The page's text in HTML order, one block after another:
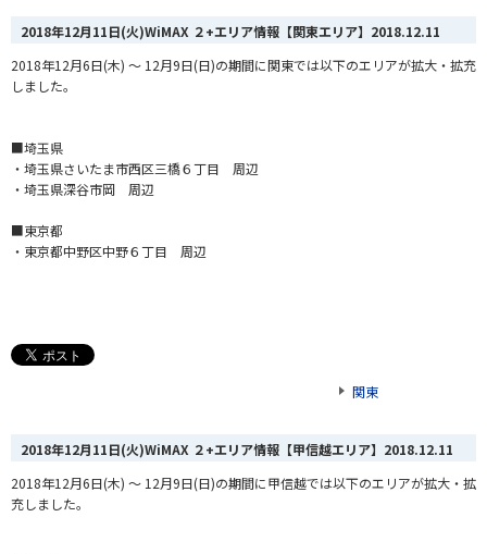
2018年12月11日(火)WiMAX ２+エリア情報【関東エリア】 2018.12.11
2018年12月6日(木) ～ 12月9日(日)の期間に関東では以下のエリアが拡大・拡充
しました。
■埼玉県
・埼玉県さいたま市西区三橋６丁目 周辺
・埼玉県深谷市岡 周辺
■東京都
・東京都中野区中野６丁目 周辺
関東
2018年12月11日(火)WiMAX ２+エリア情報【甲信越エリア】 2018.12.11
2018年12月6日(木) ～ 12月9日(日)の期間に甲信越では以下のエリアが拡大・拡
充しました。